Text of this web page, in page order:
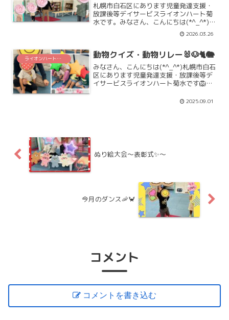
札幌市白石区にあります児童発達支援・
放課後等デイサービスライオンハート菊
水です。みなさん、こんにちは(*^_^*)先
日みんなで鬼ごっこをしました！！走っ
て逃げる人、歩いて逃げる人、逃げ方は
たかったり...
2026.03.26
ライオンハート菊水 動物クイズ・動物リレー🐰🐶🐈🐘
みなさん、こんにちは(*^_^*)札幌市白石
区にあります児童発達支援・放課後等デ
イサービスライオンハート菊水です🦁未
や動物リレーをしましたよ！！クイズで
2025.09.01
ぬり絵大会～表彰式✨～
今月のダンス🦐🦀
コメント
コメントを書き込む